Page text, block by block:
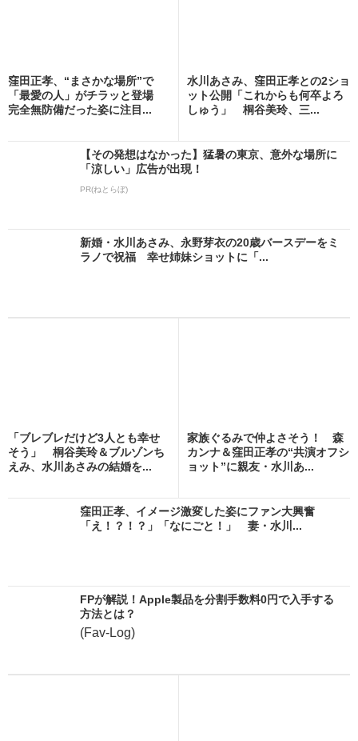
窪田正孝、“まさかな場所”で
「最愛の人」がチラッと登場
完全無防備だった姿に注目...
水川あさみ、窪田正孝との2ショ
ット公開「これからも何卒よろ
しゅう」 桐谷美玲、三...
【その発想はなかった】猛暑の東京、意外な場所に
「涼しい」広告が出現！
PR(ねとらぼ)
新婚・水川あさみ、永野芽衣の20歳バースデーをミ
ラノで祝福 幸せ姉妹ショットに「...
「ブレブレだけど3人とも幸せ
そう」 桐谷美玲＆ブルゾンち
えみ、水川あさみの結婚を...
家族ぐるみで仲よさそう！ 森
カンナ＆窪田正孝の“共演オフシ
ョット”に親友・水川あ...
窪田正孝、イメージ激変した姿にファン大興奮
「え！？！？」「なにごと！」 妻・水川...
FPが解説！Apple製品を分割手数料0円で入手する
方法とは？
(Fav-Log)